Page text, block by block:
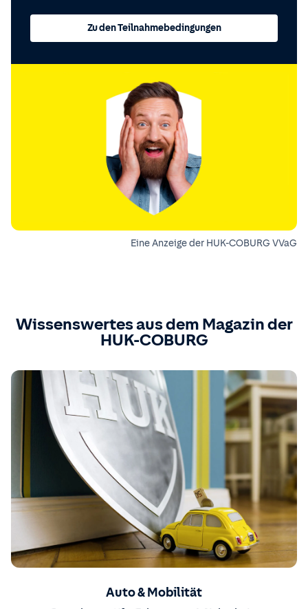
Zu den Teilnahmebedingungen
Eine Anzeige der HUK-COBURG VVaG
Wissenswertes aus dem Magazin der
HUK-COBURG
Auto & Mobilität